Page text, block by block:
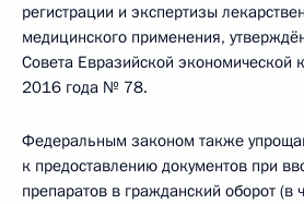
регистрации и экспертизы
медицинского применения,
Совета Евразийской экономической
2016 года № 78.
Федеральным законом также
к предоставлению документов при
препаратов в гражданский оборот (в